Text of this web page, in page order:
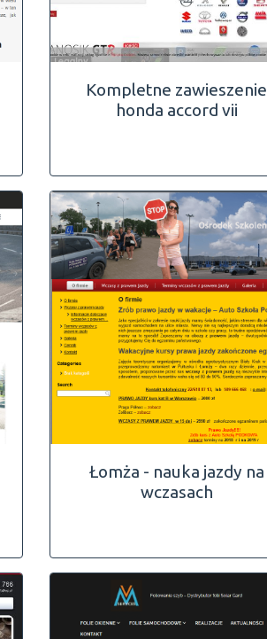
Kompletne zawieszenie
honda accord vii
Łomża - nauka jazdy na
wczasach